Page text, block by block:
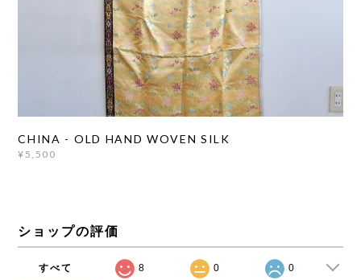
CHINA - OLD HAND WOVEN SILK
¥5,500
ショップの評価
すべて 8 0 0